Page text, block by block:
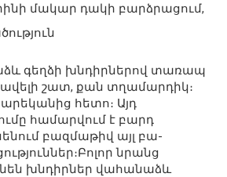
մակար դակի բարձրացում,
գեղձի խնդիրներով տառապ
ավելի շատ, քան տղամարդիկ։
հետո։ Այդ
համարվում է բարդ
բազմաթիվ այլ բա-
նրանց
խնդիրներ վահանաձև